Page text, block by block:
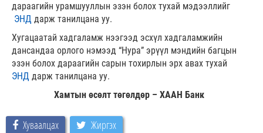
дараагийн урамшууллын эзэн болох тухай мэдээллийг
ЭНД дарж танилцана уу.
Хугацаатай хадгаламж нээгээд эсхүл хадгаламжийн
дансандаа орлого нэмээд “Нура” эрүүл мэндийн багцын
эзэн болох дараагийн сарын тохирлын эрх авах тухай
ЭНД дарж танилцана уу.
Хамтын өсөлт төгөлдөр – ХААН Банк
Хуваалцах Жиргэх